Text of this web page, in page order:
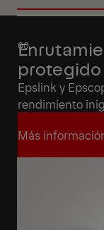
protegido
Epslink y
rendimiento
Más